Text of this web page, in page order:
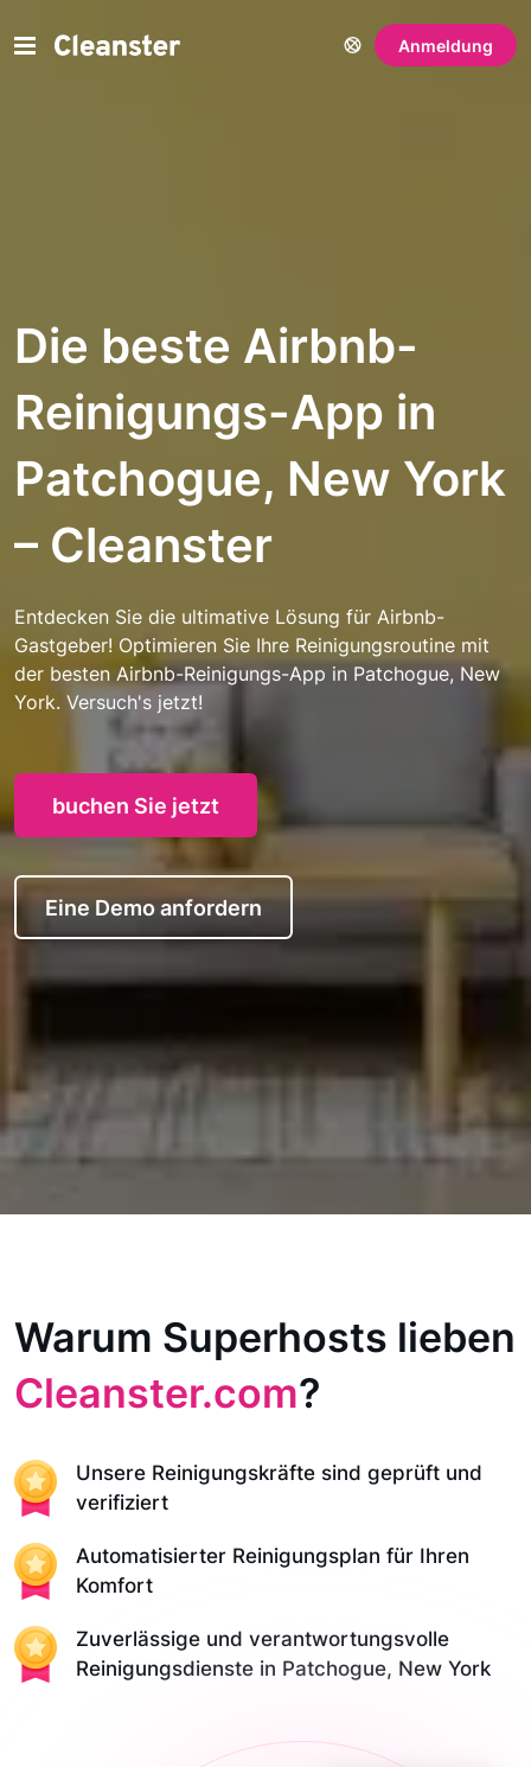
Anmeldung
Die beste Airbnb-
Reinigungs-App in
Patchogue, New York
– Cleanster
Entdecken Sie die ultimative Lösung für Airbnb-
Gastgeber! Optimieren Sie Ihre Reinigungsroutine mit
der besten Airbnb-Reinigungs-App in Patchogue, New
York. Versuch's jetzt!
buchen Sie jetzt
Eine Demo anfordern
Warum Superhosts lieben
Cleanster.com?
Unsere Reinigungskräfte sind geprüft und
verifiziert
Automatisierter Reinigungsplan für Ihren
Komfort
Zuverlässige und verantwortungsvolle
Reinigungsdienste in Patchogue, New York